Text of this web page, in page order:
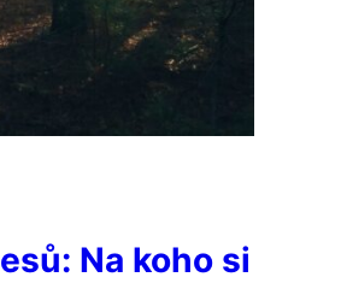
Na koho si